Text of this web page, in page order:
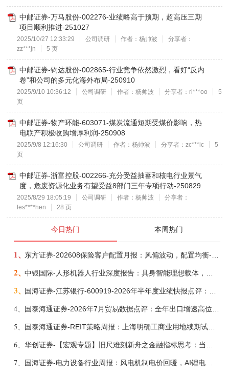
中邮证券-万马股份-002276-业绩略高于预期，超高压三期
项目顺利推进-251027
2025/10/27 12:33:29 公司调研 作者：杨帅波
分享者：
zz***jn
5 页
中邮证券-钧达股份-002865-行业竞争依然激烈，看好“反内
卷”和公司的多元化海外布局-250910
2025/9/10 10:36:12 公司调研 作者：杨帅波 分享者：ri***oo
5
页
中邮证券-物产环能-603071-煤炭流通短期受煤价影响，热
电联产积极收购增厚利润-250908
2025/9/8 12:16:30 公司调研 作者：杨帅波 分享者：zc***ic
5
页
中邮证券-浙富控股-002266-充分受益抽蓄和核电行业景气
度，危废资源化业务有望受益8部门三年专项行动-250829
2025/8/29 18:05:19 公司调研 作者：杨帅波
分享者：
les****hen
28 页
今日热门 本周热门
1、
2、
3、
4、
5、 国泰海通证券-REIT策略周报：上海明确工商业用地续期试行框架-260808
6、
7、 国海证券-电力设备行业周报：风电机制电价回暖，AI锂电全链维持高景气-260808